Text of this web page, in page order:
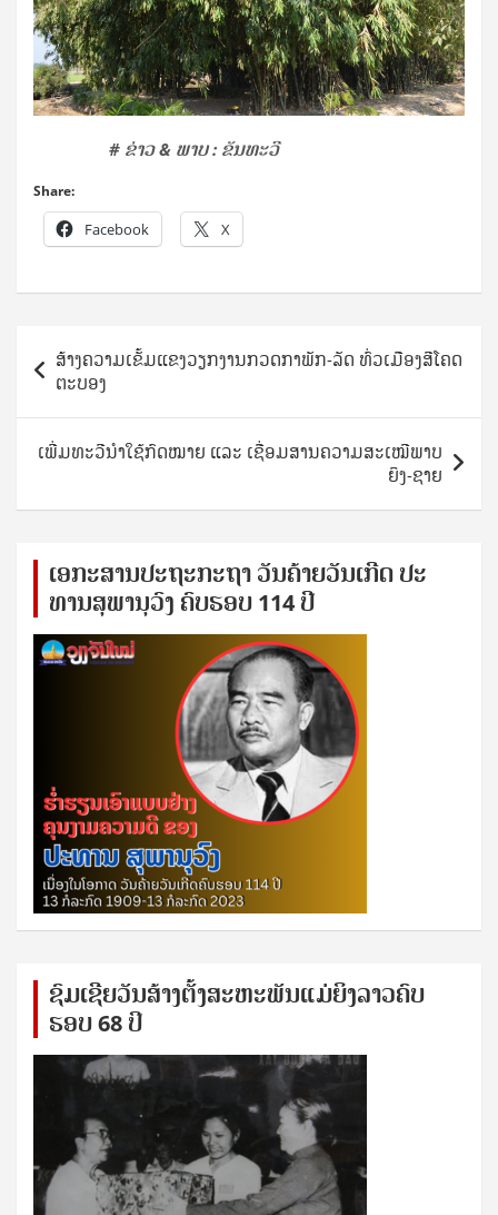
# ຂ່າວ& ພາບ: ຂັນທະວີ
Share:
Facebook X
Post
navigation
ສ້າງຄວາມເຂັ້ມແຂງວຽກງານກວດກາພັກ-ລັດ ທົ່ວເມືອງສີໂຄດ
ຕະບອງ
ເພີ່ມທະວີນໍາໃຊ້ກົດໝາຍ ແລະ ເຊື່ອມສານຄວາມສະເໝີພາບ
ຍິງ-ຊາຍ
ເອ​ກະ​ສານ​ປະ​ຖະ​ກະ​ຖ​າ ວັນ​ຄ້າຍ​ວັນ​ເກີດ ປ​ະ​
ທານ​ສຸ​ພາ​ນຸ​ວົງ ຄົບ​ຮອບ 114 ປີ
ຊົ​ມ​ເຊີຍ​ວັນ​ສ້າງ​ຕັ້ງ​ສະ​ຫະ​ພັນ​ແມ່​ຍິງ​​ລາວຄົບ​
ຮອບ 68 ປິ